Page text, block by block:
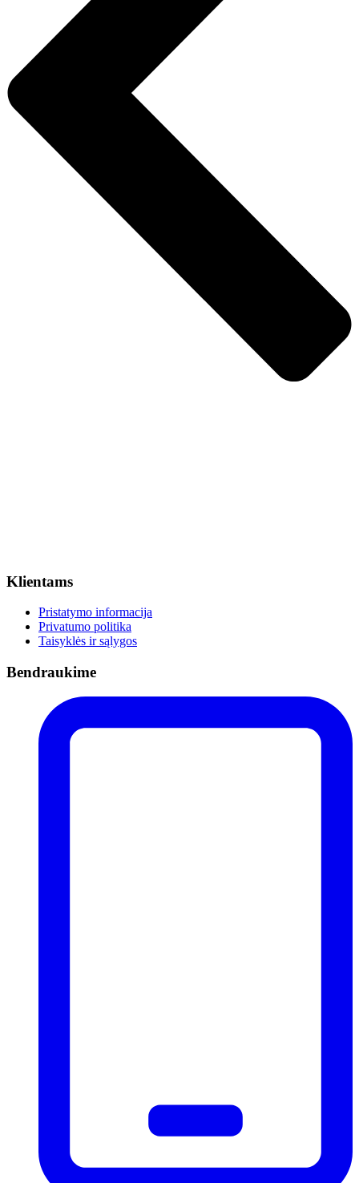
Klientams
Pristatymo informacija
Privatumo politika
Taisyklės ir sąlygos
Bendraukime